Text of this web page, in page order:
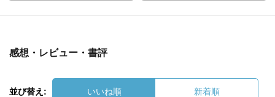
感想・レビュー・書評
並び替え: いいね順 新着順